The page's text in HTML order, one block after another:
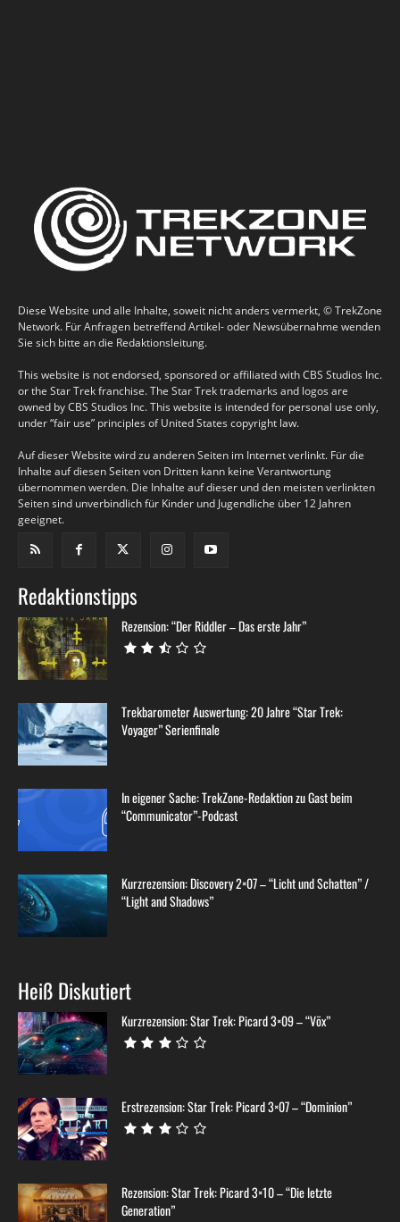
Diese Website und alle Inhalte, soweit nicht anders vermerkt, © TrekZone
Network. Für Anfragen betreffend Artikel- oder Newsübernahme wenden
Sie sich bitte an die Redaktionsleitung.
This website is not endorsed, sponsored or affiliated with CBS Studios Inc.
or the Star Trek franchise. The Star Trek trademarks and logos are
owned by CBS Studios Inc. This website is intended for personal use only,
under “fair use” principles of United States copyright law.
Auf dieser Website wird zu anderen Seiten im Internet verlinkt. Für die
Inhalte auf diesen Seiten von Dritten kann keine Verantwortung
übernommen werden. Die Inhalte auf dieser und den meisten verlinkten
Seiten sind unverbindlich für Kinder und Jugendliche über 12 Jahren
geeignet.
Redaktionstipps
Rezension: “Der Riddler – Das erste Jahr”
Trekbarometer Auswertung: 20 Jahre “Star Trek:
Voyager” Serienfinale
In eigener Sache: TrekZone-Redaktion zu Gast beim
“Communicator”-Podcast
Kurzrezension: Discovery 2×07 – “Licht und Schatten” /
“Light and Shadows”
Heiß Diskutiert
Kurzrezension: Star Trek: Picard 3×09 – “Võx”
Erstrezension: Star Trek: Picard 3×07 – “Dominion”
Rezension: Star Trek: Picard 3×10 – “Die letzte
Generation”